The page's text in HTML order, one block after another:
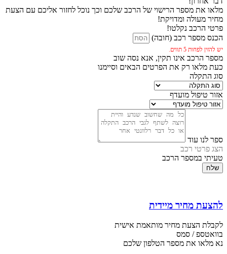
מלאו את מספר הרישוי של הרכב שלכם וכך נוכל לחזור אליכם עם הצעת
מחיר מעולה ומדויקת!
פרטי הרכב נקלטו!
הכנס מספר רכב (חובה)
יש להזין לפחות 5 תווים.
מספר הרכב אינו תקין, אנא נסה שוב
כעת מלאו רק את הפרטים הבאים וסיימנו
סוג התקלה
אזור טיפול מועדף
ספר לנו עוד
הצג פרטי רכב
טעיתי במספר הרכב
שלח
להצעת מחיר מיידית
לקבלת הצעת מחיר מותאמת אישית
בוואטספ / סמס
נא מלאו את מספר הטלפון שלכם